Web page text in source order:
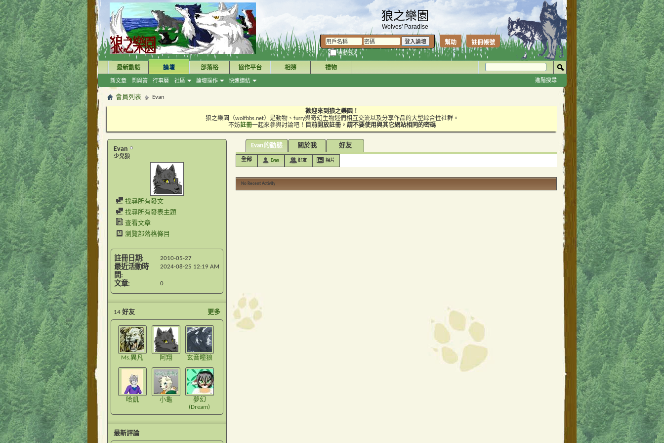
狼之樂園
Wolves' Paradise
註冊帳號
幫助
自動登入
最新動態 論壇
新文章 問與答 行事曆 社區 論壇操作 快速連結
部落格 協作平台 相簿 禮物
進階搜尋
會員列表 Evan
歡迎來到狼之樂園！
狼之樂園（wolfbbs.net）是動物、furry與奇幻生物迷們相互交流以及分享作品的大型綜合性社群。
不妨註冊一起來參與討論吧！ 目前開放註冊，請不要使用與其它網站相同的密碼
Evan
少兒狼
找尋所有發文
找尋所有發表主題
查看文章
瀏覽部落格條目
註冊日期 2010-05-27
最近活動時
間
2024-08-25 12:19 AM
文章 0
更多
14 好友
Ms.異凡 阿翔 玄音曈狼
哈凱 小龜
夢幻
(Dream)
最新評論
Evan的動態 關於我 好友
全部 Evan 好友 相片
No Recent Activity